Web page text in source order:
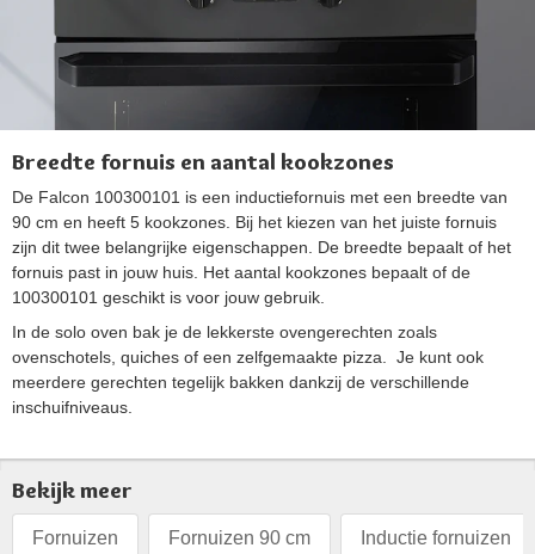
Breedte fornuis en aantal kookzones
De Falcon 100300101 is een inductiefornuis met een breedte van
90 cm en heeft 5 kookzones. Bij het kiezen van het juiste fornuis
zijn dit twee belangrijke eigenschappen. De breedte bepaalt of het
fornuis past in jouw huis. Het aantal kookzones bepaalt of de
100300101 geschikt is voor jouw gebruik.
In de solo oven bak je de lekkerste ovengerechten zoals
ovenschotels, quiches of een zelfgemaakte pizza. Je kunt ook
meerdere gerechten tegelijk bakken dankzij de verschillende
inschuifniveaus.
Bekijk meer
Fornuizen Fornuizen 90 cm Inductie fornuizen